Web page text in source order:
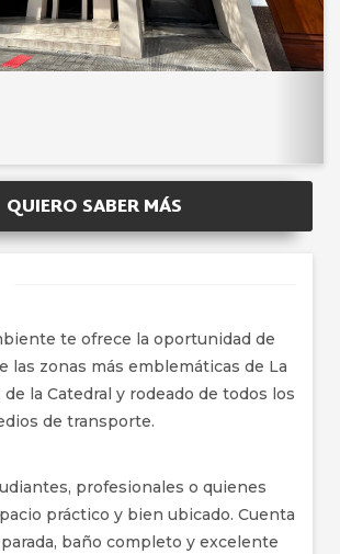
QUIERO SABER MÁS
te ofrece la oportunidad de
las zonas más emblemáticas de La
de la Catedral y rodeado de todos los
de transporte.
profesionales o quienes
práctico y bien ubicado. Cuenta
baño completo y excelente